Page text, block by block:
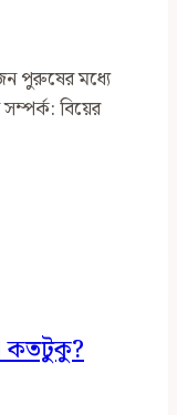
পুরুষের মধ্যে
বিয়ের
কতটুকু?